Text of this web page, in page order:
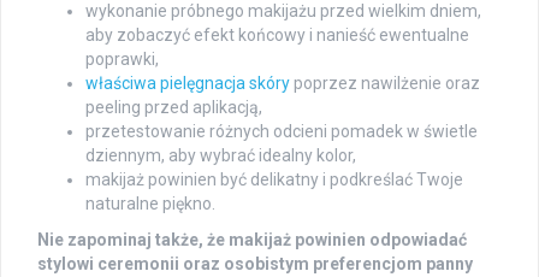
wykonanie próbnego makijażu przed wielkim dniem,
aby zobaczyć efekt końcowy i nanieść ewentualne
poprawki,
właściwa pielęgnacja skóry poprzez nawilżenie oraz
peeling przed aplikacją,
przetestowanie różnych odcieni pomadek w świetle
dziennym, aby wybrać idealny kolor,
makijaż powinien być delikatny i podkreślać Twoje
naturalne piękno.
Nie zapominaj także, że makijaż powinien odpowiadać
stylowi ceremonii oraz osobistym preferencjom panny